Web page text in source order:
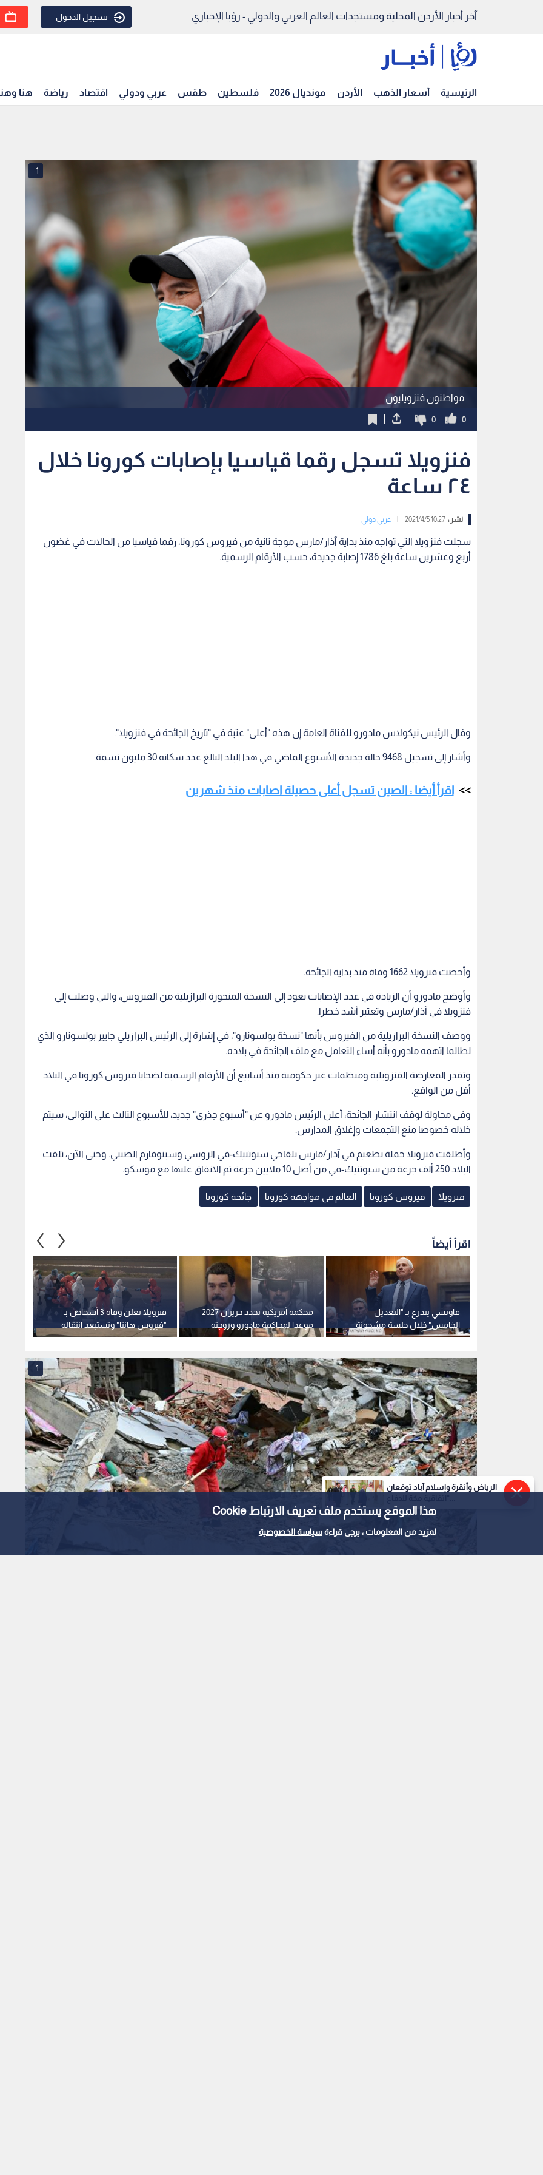
آخر أخبار الأردن المحلية ومستجدات العالم العربي والدولي - رؤيا الإخباري تسجيل الدخول
هذا الموقع يستخدم ملف تعريف الارتباط Cookie
لمزيد من المعلومات ، يرجى قراءةسياسة الخصوصية
الرئيسية أسعار الذهب الأردن مونديال 2026 فلسطين طقس عربي ودولي اقتصاد رياضة هنا
مواطنون فنزويليون
1
0
0
فنزويلا تسجل رقما قياسيا بإصابات كورونا خلال
٢٤ ساعة
نشر :10:27 2021/4/5 عربي دولي
سجلت فنزويلا التي تواجه منذ بداية آذار/مارس موجة ثانية من فيروس كورونا، رقما قياسيا من الحالات في غضون
أربع وعشرين ساعة بلغ 1786 إصابة جديدة، حسب الأرقام الرسمية.
وقال الرئيس نيكولاس مادورو للقناة العامة إن هذه "أعلى" عتبة في "تاريخ الجائحة في فنزويلا".
وأشار إلى تسجيل 9468 حالة جديدة الأسبوع الماضي في هذا البلد البالغ عدد سكانه 30 مليون نسمة.
اقرأ أيضا : الصين تسجل أعلى حصيلة اصابات منذ شهرين
وأحصت فنزويلا 1662 وفاة منذ بداية الجائحة.
وأوضح مادورو أن الزيادة في عدد الإصابات تعود إلى النسخة المتحورة البرازيلية من الفيروس، والتي وصلت إلى
فنزويلا في آذار/مارس وتعتبر أشد خطرا.
ووصف النسخة البرازيلية من الفيروس بأنها "نسخة بولسونارو"، في إشارة إلى الرئيس البرازيلي جايير بولسونارو الذي
لطالما اتهمه مادورو بأنه أساء التعامل مع ملف الجائحة في بلاده.
وتقدر المعارضة الفنزويلية ومنظمات غير حكومية منذ أسابيع أن الأرقام الرسمية لضحايا فيروس كورونا في البلاد
أقل من الواقع.
وفي محاولة لوقف انتشار الجائحة، أعلن الرئيس مادورو عن "أسبوع جذري" جديد، للأسبوع الثالث على التوالي، سيتم
خلاله خصوصا منع التجمعات وإغلاق المدارس.
وأطلقت فنزويلا حملة تطعيم في آذار/مارس بلقاحي سبوتنيك-في الروسي وسينوفارم الصيني. وحتى الآن، تلقت
البلاد 250 ألف جرعة من سبوتنيك-في من أصل 10 ملايين جرعة تم الاتفاق عليها مع موسكو.
فنزويلا فيروس كورونا العالم في مواجهة كورونا جائحة كورونا
اقرأ أيضاً
فنزويلا تعلن وفاة 3 أشخاص بـ
"فيروس هانتا" وتستبعد انتقاله
بين البشر
محكمة أمريكية تحدد حزيران 2027
موعدا لمحاكمة مادورو وزوجته
بتهم الاتجار بالمخدرات
فاوتشي يتذرع بـ "التعديل
الخامس" خلال جلسة مشحونة
ومتوترة في مجلس الشيوخ حول
1
الرياض وأنقرة وإسلام آباد توقعان